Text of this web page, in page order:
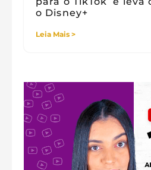
o Disney+
Leia Mais >